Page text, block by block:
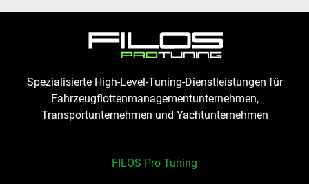
Spezialisierte High-Level-Tuning-Dienstleistungen für
Fahrzeugflottenmanagementunternehmen,
Transportunternehmen und Yachtunternehmen
FILOS Pro Tuning